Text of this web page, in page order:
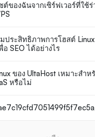
ต์ของฉันจากเซิร์ฟเวอร์ที่ใช้
ประสิทธิภาพการโฮสต์
อ SEO ได้อย่างไร
ของ UltaHost เหมาะสำ
หรือไม่